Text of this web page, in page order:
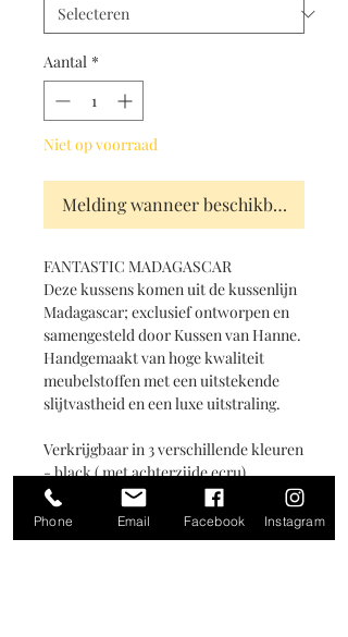
Aantal *
Niet op voorraad
Melding wanneer beschikbaar
FANTASTIC MADAGASCAR
Deze kussens komen uit de kussenlijn
Madagascar; exclusief ontworpen en
samengesteld door Kussen van Hanne.
Handgemaakt van hoge kwaliteit
meubelstoffen met een uitstekende
slijtvastheid en een luxe uitstraling.
Verkrijgbaar in 3 verschillende kleuren
- black ( met achterzijde ecru)
- ecru (met achterzijde white)
- off white (met achterzijde ecru)
Phone Email Facebook Instagram